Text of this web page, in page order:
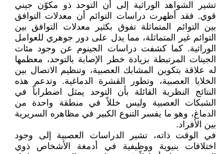
تشير الشواهد الوراثية إلى أن التوحد ذو مكوّن جيني
قوي. فقد أظهرت دراسات التوائم أن معدلات التوافق
بين التوائم المتماثلة تفوق بكثير معدلات التوافق بين
التوائم غير المتماثلة، مما يدل على دور جوهري للعوامل
الوراثية. كما كشفت دراسات الجينوم عن وجود مئات
الجينات المرتبطة بزيادة خطر الإصابة بالتوحد، معظمها
له علاقة بتكوين المشابك العصبية، وتنظيم الاتصال بين
الخلايا العصبية، وتطور القشرة الدماغية. وتدعم هذه
النتائج النظرية القائلة بأن التوحد يمثل اضطراباً في
الشبكات العصبية وليس خللاً في منطقة واحدة من
الدماغ، وهو ما يفسر التنوع الكبير في مظاهره السريرية
بين الأفراد.
في الوقت ذاته، تشير الدراسات العصبية إلى وجود
اختلافات بنيوية ووظيفية في أدمغة الأشخاص ذوي